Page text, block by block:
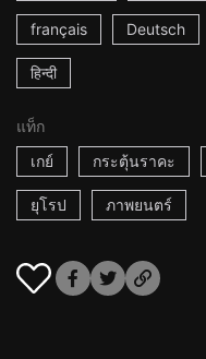
français Deutsch
हिन्दी
แท็ก
เกย์
กระตุ้นราคะ
ยุโรป ภาพยนตร์